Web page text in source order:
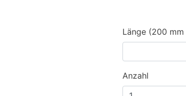
Länge (200
Anzahl